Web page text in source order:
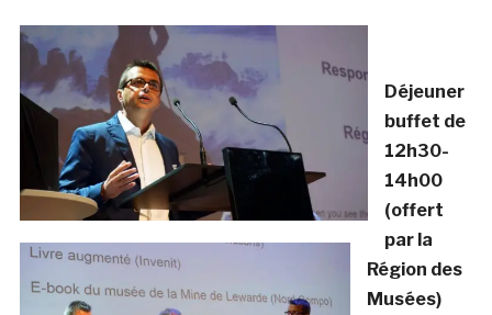
Déjeuner
buffet de
12h30-
14h00
(offert
par la
Région des
Musées)